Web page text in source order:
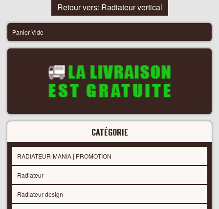
Retour vers: Radiateur vertical
Panier Vide
CATÉGORIE
RADIATEUR-MANIA | PROMOTION
Radiateur
Radiateur design